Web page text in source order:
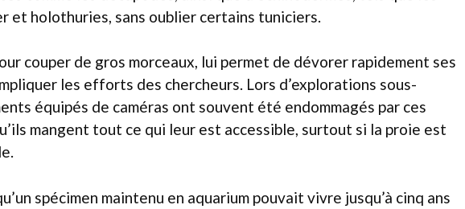
et holothuries, sans oublier certains tuniciers.
couper de gros morceaux, lui permet de dévorer rapidement ses
les efforts des chercheurs. Lors d’explorations sous-
équipés de caméras ont souvent été endommagés par ces
mangent tout ce qui leur est accessible, surtout si la proie est
spécimen maintenu en aquarium pouvait vivre jusqu’à cinq ans